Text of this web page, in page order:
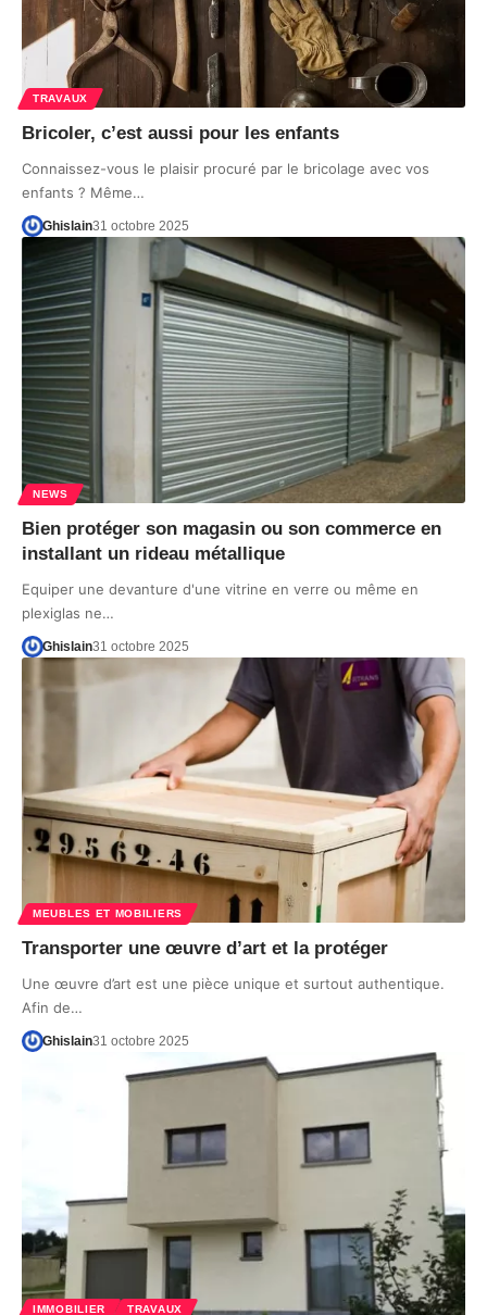
TRAVAUX
Bricoler, c’est aussi pour les enfants
Connaissez-vous le plaisir procuré par le bricolage avec vos
enfants ? Même…
Ghislain31 octobre 2025
NEWS
Bien protéger son magasin ou son commerce en
installant un rideau métallique
Equiper une devanture d'une vitrine en verre ou même en
plexiglas ne…
Ghislain31 octobre 2025
MEUBLES ET MOBILIERS
Transporter une œuvre d’art et la protéger
Une œuvre d’art est une pièce unique et surtout authentique.
Afin de…
Ghislain31 octobre 2025
IMMOBILIER TRAVAUX